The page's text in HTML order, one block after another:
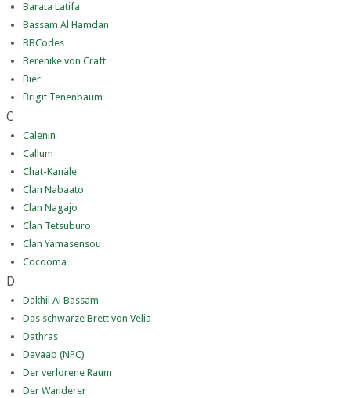
Barata Latifa
Bassam Al Hamdan
BBCodes
Berenike von Craft
Bier
Brigit Tenenbaum
C
Calenin
Callum
Chat-Kanäle
Clan Nabaato
Clan Nagajo
Clan Tetsuburo
Clan Yamasensou
Cocooma
D
Dakhil Al Bassam
Das schwarze Brett von Velia
Dathras
Davaab (NPC)
Der verlorene Raum
Der Wanderer